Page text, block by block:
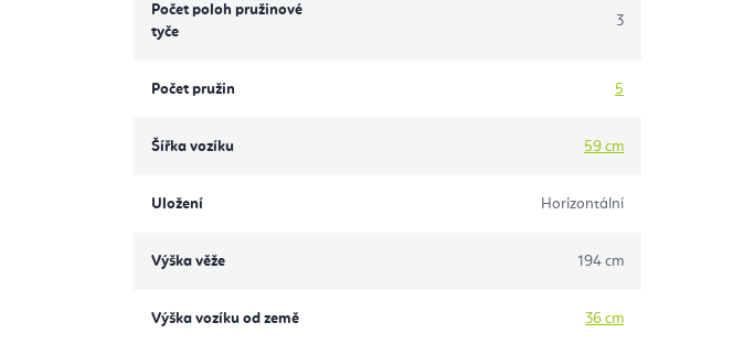
Počet poloh pružinové
tyče
3
Počet pružin 5
Šířka vozíku 59 cm
Uložení Horizontální
Výška věže 194 cm
Výška vozíku od země 36 cm